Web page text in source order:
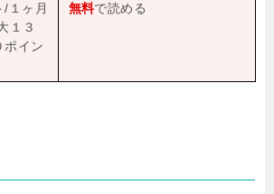
/１ヶ月
１３
ポイン
無料で読める